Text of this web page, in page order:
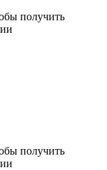
получить
получить